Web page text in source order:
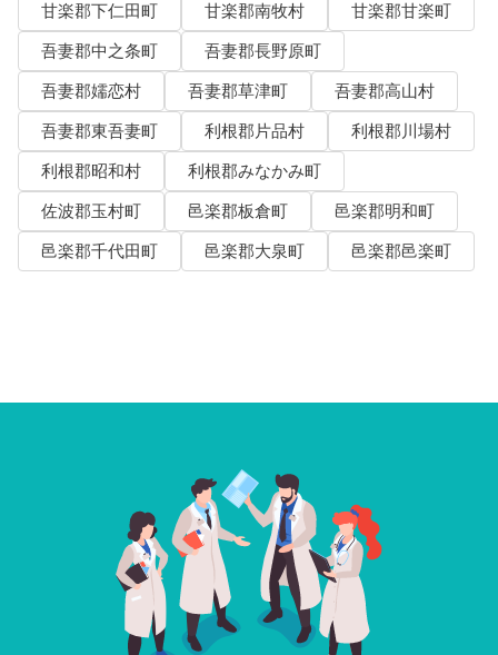
甘楽郡下仁田町
甘楽郡南牧村
甘楽郡甘楽町
吾妻郡中之条町
吾妻郡長野原町
吾妻郡嬬恋村
吾妻郡草津町
吾妻郡高山村
吾妻郡東吾妻町
利根郡片品村
利根郡川場村
利根郡昭和村
利根郡みなかみ町
佐波郡玉村町
邑楽郡板倉町
邑楽郡明和町
邑楽郡千代田町
邑楽郡大泉町 邑楽郡邑楽町